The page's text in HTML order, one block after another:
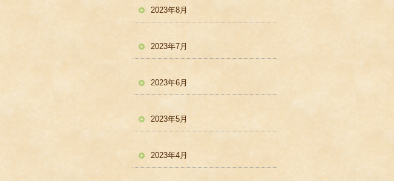
2023年8月
2023年7月
2023年6月
2023年5月
2023年4月